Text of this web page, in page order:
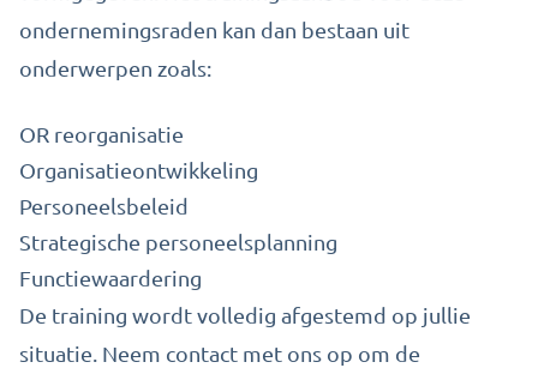
ondernemingsraden kan dan bestaan uit
onderwerpen zoals:
OR reorganisatie
Organisatieontwikkeling
Personeelsbeleid
Strategische personeelsplanning
Functiewaardering
De training wordt volledig afgestemd op jullie
situatie. Neem contact met ons op om de